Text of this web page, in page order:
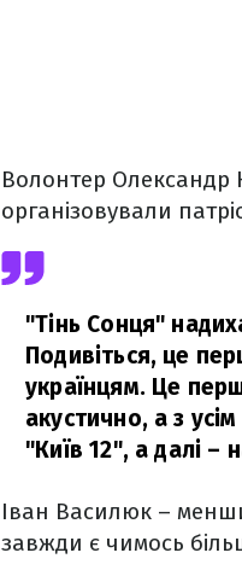
Волонтер Олександр
організовували
"Тінь Сонця"
Подивіться, це
українцям. Це
акустично, а з
"Київ 12", а далі –
Іван Василюк –
завжди є чимось